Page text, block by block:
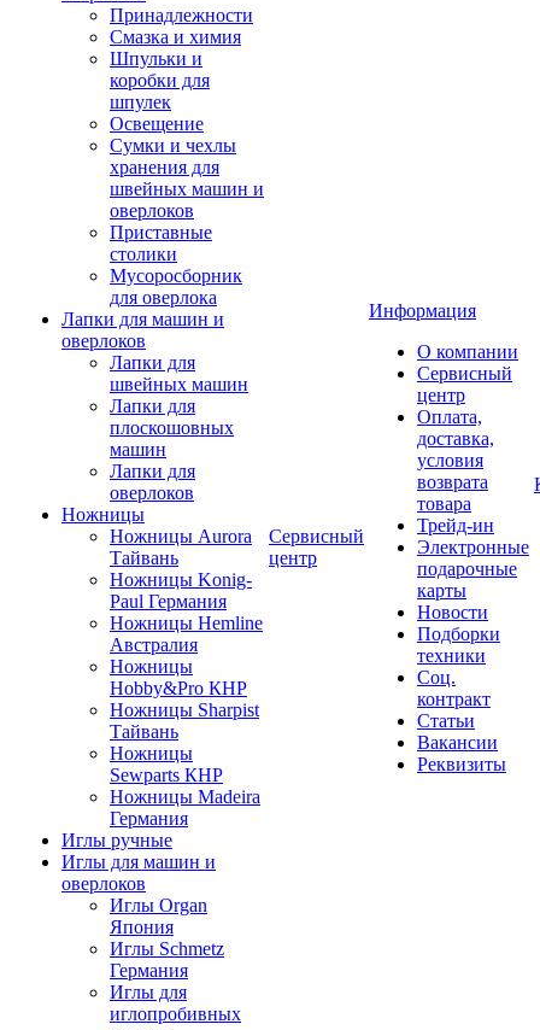
Принадлежности
Смазка и химия
Шпульки и
коробки для
шпулек
Освещение
Сумки и чехлы
хранения для
швейных машин и
оверлоков
Приставные
столики
Мусоросборник
для оверлока
Лапки для машин и
оверлоков
Лапки для
швейных машин
Лапки для
плоскошовных
машин
Лапки для
оверлоков
Ножницы
Ножницы Aurora
Тайвань
Ножницы Konig-
Paul Германия
Ножницы Hemline
Австралия
Ножницы
Hobby&Pro КНР
Ножницы Sharpist
Тайвань
Ножницы
Sewparts КНР
Ножницы Madeira
Германия
Иглы ручные
Иглы для машин и
оверлоков
Иглы Organ
Япония
Иглы Schmetz
Германия
Иглы для
иглопробивных
Сервисный
центр
Информация
О компании
Сервисный
центр
Оплата,
доставка,
условия
возврата
товара
Трейд-ин
Электронные
подарочные
карты
Новости
Подборки
техники
Соц.
контракт
Статьи
Вакансии
Реквизиты